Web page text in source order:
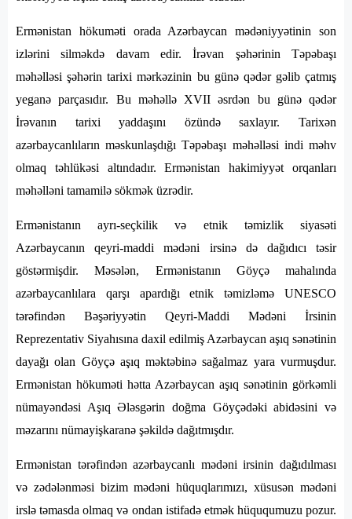
Ermənistan hökuməti orada Azərbaycan mədəniyyətinin son
izlərini silməkdə davam edir. İrəvan şəhərinin Təpəbaşı
məhəlləsi şəhərin tarixi mərkəzinin bu günə qədər gəlib çatmış
yeganə parçasıdır. Bu məhəllə XVII əsrdən bu günə qədər
İrəvanın tarixi yaddaşını özündə saxlayır. Tarixən
azərbaycanlıların məskunlaşdığı Təpəbaşı məhəlləsi indi məhv
olmaq təhlükəsi altındadır. Ermənistan hakimiyyət orqanları
məhəlləni tamamilə sökmək üzrədir.
Ermənistanın ayrı-seçkilik və etnik təmizlik siyasəti
Azərbaycanın qeyri-maddi mədəni irsinə də dağıdıcı təsir
göstərmişdir. Məsələn, Ermənistanın Göyçə mahalında
azərbaycanlılara qarşı apardığı etnik təmizləmə UNESCO
tərəfindən Bəşəriyyətin Qeyri-Maddi Mədəni İrsinin
Reprezentativ Siyahısına daxil edilmiş Azərbaycan aşıq sənətinin
dayağı olan Göyçə aşıq məktəbinə sağalmaz yara vurmuşdur.
Ermənistan hökuməti hətta Azərbaycan aşıq sənətinin görkəmli
nümayəndəsi Aşıq Ələsgərin doğma Göyçədəki abidəsini və
məzarını nümayişkaranə şəkildə dağıtmışdır.
Ermənistan tərəfindən azərbaycanlı mədəni irsinin dağıdılması
və zədələnməsi bizim mədəni hüquqlarımızı, xüsusən mədəni
irslə təmasda olmaq və ondan istifadə etmək hüququmuzu pozur.